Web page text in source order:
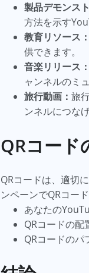
製品デモンス
方法を示す
教育リソース：
供できます。
音楽リリース：
ャンネルのミ
旅行動画： 旅
ンネルにつな
QRコード
QRコードは、適切
ンペーンでQRコー
あなたの
QRコードの配
QRコードのパ